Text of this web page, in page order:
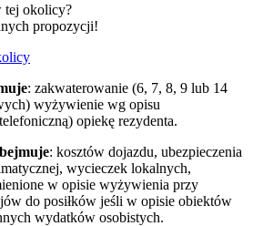
tej okolicy?
propozycji!
: zakwaterowanie (6, 7, 8, 9 lub 14
wyżywienie wg opisu
opiekę rezydenta.
: kosztów dojazdu, ubezpieczenia
wycieczek lokalnych,
w opisie wyżywienia przy
do posiłków jeśli w opisie obiektów
wydatków osobistych.